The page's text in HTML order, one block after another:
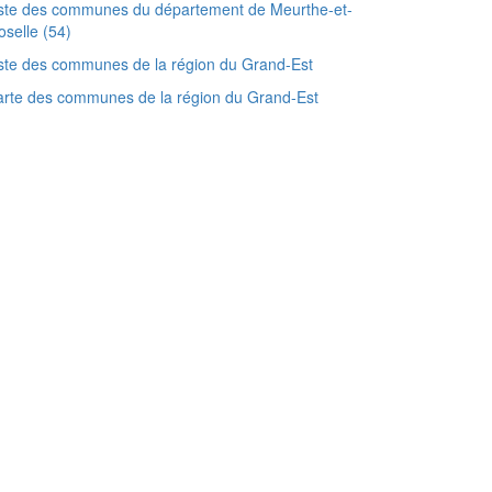
des communes du département de Meurthe-et-
(54)
des communes de la région du Grand-Est
des communes de la région du Grand-Est